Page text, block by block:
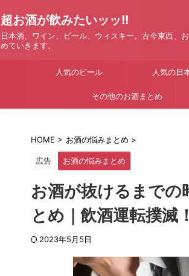
超お酒が飲みたいッッ!!
日本酒、ワイン、ビール、ウィスキー。古今東西、
めていきます。
人気のビール 人気の日
その他のお酒まとめ
HOME > お酒の悩みまとめ >
広告 お酒の悩みまとめ
お酒が抜けるまでの
とめ｜飲酒運転撲滅！
2023年5月5日